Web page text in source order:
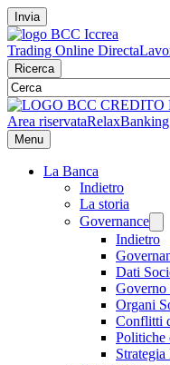
Invia
Trading Online Directa
Ricerca
Area riservataRelaxBanking
Menu
La Banca
Indietro
La storia
Governance
Indietro
Dati
Governo
Organi
Conflitti
Politiche
Strategia